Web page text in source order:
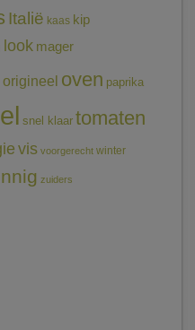
Italië kaas kip
look mager
origineel oven paprika
snel klaar tomaten
vis voorgerecht winter
zuiders